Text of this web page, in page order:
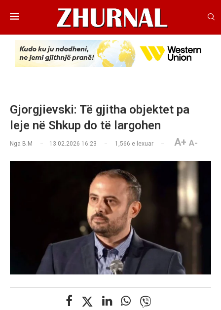
Gjorgjievski: Të gjitha objektet pa
leje në Shkup do të largohen
Nga B.M 13.02.2026 16:23 1,566 e lexuar A+ A-